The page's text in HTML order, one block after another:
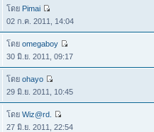
โดย Pimai
02 ก.ค. 2011, 14:04
โดยomegaboy
30 มิ.ย. 2011, 09:17
โดยohayo
29 มิ.ย. 2011, 10:45
โดยWiz@rd.
27 มิ.ย. 2011, 22:54